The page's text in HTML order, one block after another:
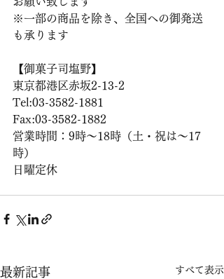
※一部の商品を除き、全国への御発送
も承ります
【御菓子司塩野】
東京都港区赤坂2-13-2
Tel:03-3582-1881
Fax:03-3582-1882
営業時間：9時〜18時（土・祝は〜17
時）
日曜定休
最新記事 すべて表示